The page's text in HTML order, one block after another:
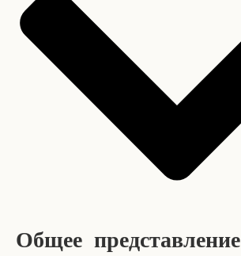
Общее представление